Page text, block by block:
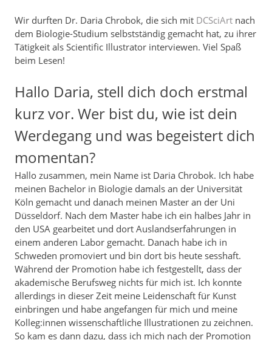
Wir durften Dr. Daria Chrobok, die sich mit DCSciArt nach
dem Biologie-Studium selbstständig gemacht hat, zu ihrer
Tätigkeit als Scientific Illustrator interviewen. Viel Spaß
beim Lesen!
Hallo Daria, stell dich doch erstmal
kurz vor. Wer bist du, wie ist dein
Werdegang und was begeistert dich
momentan?
Hallo zusammen, mein Name ist Daria Chrobok. Ich habe
meinen Bachelor in Biologie damals an der Universität
Köln gemacht und danach meinen Master an der Uni
Düsseldorf. Nach dem Master habe ich ein halbes Jahr in
den USA gearbeitet und dort Auslandserfahrungen in
einem anderen Labor gemacht. Danach habe ich in
Schweden promoviert und bin dort bis heute sesshaft.
Während der Promotion habe ich festgestellt, dass der
akademische Berufsweg nichts für mich ist. Ich konnte
allerdings in dieser Zeit meine Leidenschaft für Kunst
einbringen und habe angefangen für mich und meine
Kolleg:innen wissenschaftliche Illustrationen zu zeichnen.
So kam es dann dazu, dass ich mich nach der Promotion